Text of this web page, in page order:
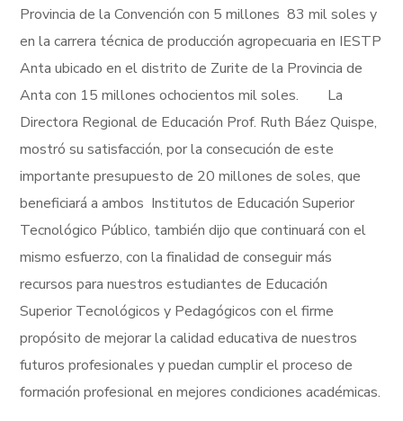
Provincia de la Convención con 5 millones 83 mil soles y
en la carrera técnica de producción agropecuaria en IESTP
Anta ubicado en el distrito de Zurite de la Provincia de
Anta con 15 millones ochocientos mil soles. La
Directora Regional de Educación Prof. Ruth Báez Quispe,
mostró su satisfacción, por la consecución de este
importante presupuesto de 20 millones de soles, que
beneficiará a ambos Institutos de Educación Superior
Tecnológico Público, también dijo que continuará con el
mismo esfuerzo, con la finalidad de conseguir más
recursos para nuestros estudiantes de Educación
Superior Tecnológicos y Pedagógicos con el firme
propósito de mejorar la calidad educativa de nuestros
futuros profesionales y puedan cumplir el proceso de
formación profesional en mejores condiciones académicas.